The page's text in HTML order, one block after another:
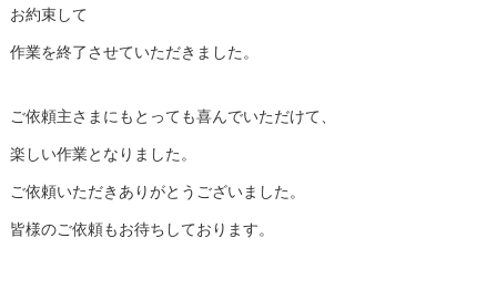
お約束して
作業を終了させていただきました。
ご依頼主さまにもとっても喜んでいただけて、
楽しい作業となりました。
ご依頼いただきありがとうございました。
皆様のご依頼もお待ちしております。